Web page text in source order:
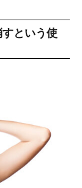
という使